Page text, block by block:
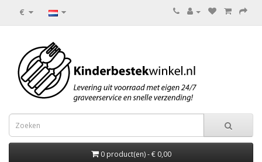
€
0 product(en) - € 0,00